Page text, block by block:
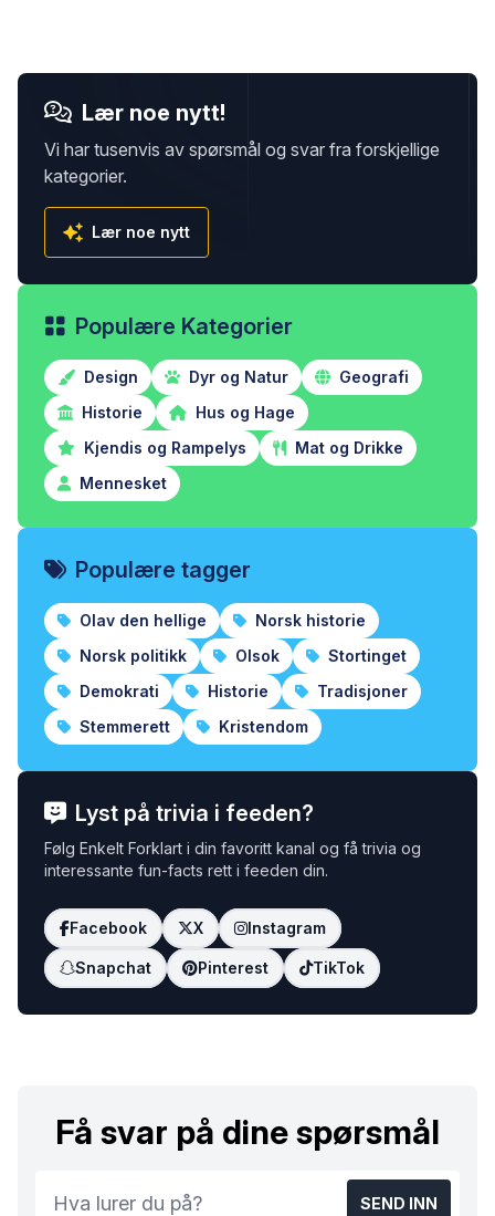
Lær noe nytt!
Vi har tusenvis av spørsmål og svar fra forskjellige
kategorier.
Lær noe nytt
Populære Kategorier
Design Dyr og Natur
Geografi
Historie
Hus og Hage
Kjendis og Rampelys
Mat og Drikke
Mennesket
Populære tagger
Olav den hellige
Norsk historie
Norsk politikk
Olsok
Stortinget
Demokrati
Historie
Tradisjoner
Stemmerett
Kristendom
Lyst på trivia i feeden?
Følg Enkelt Forklart i din favoritt kanal og få trivia og
interessante fun-facts rett i feeden din.
Facebook X Instagram
Snapchat Pinterest TikTok
Få svar på dine spørsmål
SEND INN